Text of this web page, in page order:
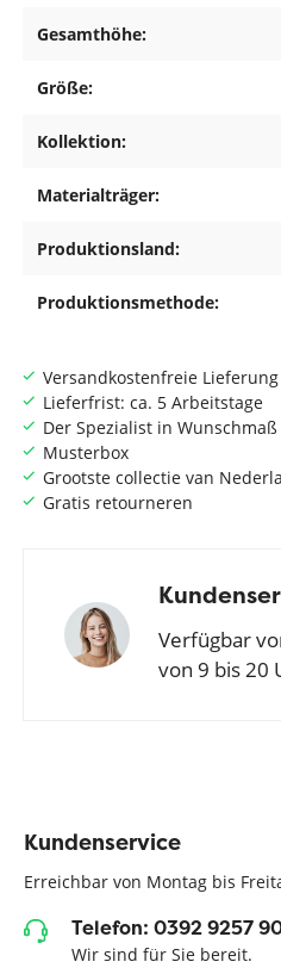
Versandkostenfreie Lieferung
Lieferfrist: ca. 5 Arbeitstage
Der Spezialist in
Musterbox
Grootste collectie van
Gratis retourneren
Verfügbar
von 9 bis 20
Gesamthöhe:
Größe:
Kollektion:
Materialträger:
Produktionsland:
Produktionsmethode:
Kundenservice
Erreichbar von Montag bis
Telefon: 0392 9257
Wir sind für Sie bereit.